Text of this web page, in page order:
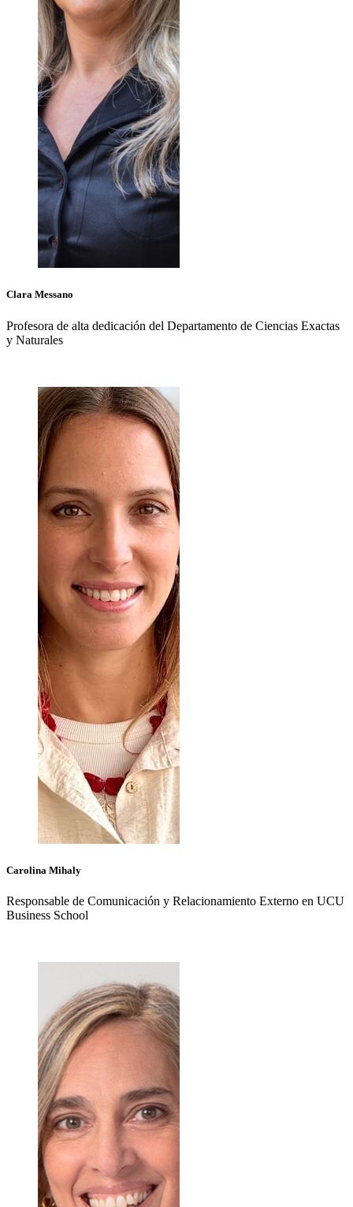
Clara Messano
Profesora de alta dedicación del Departamento de Ciencias Exactas
y Naturales
Carolina Mihaly
Responsable de Comunicación y Relacionamiento Externo en UCU
Business School